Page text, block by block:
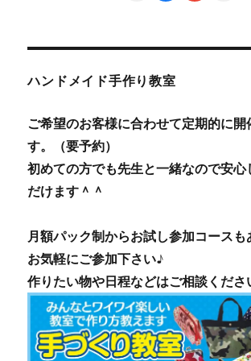
ハンドメイド手作り教室
ご希望のお客様に合わせて定期的に開
す。（要予約）
初めての方でも先生と一緒なので安心
だけます＾＾
月額パック制からお試し参加コース
お気軽にご参加下さい♪
作りたい物や日程などはご相談くださ